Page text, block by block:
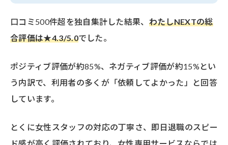
口コミ500件超を独自集計した結果、 わたしNEXTの総
合評価は★4.3/5.0でした。
ポジティブ評価が約85%、ネガティブ評価が約15%とい
う内訳で、利用者の多くが「依頼してよかった」と回答
しています。
とくに女性スタッフの対応の丁寧さ、即日退職のスピー